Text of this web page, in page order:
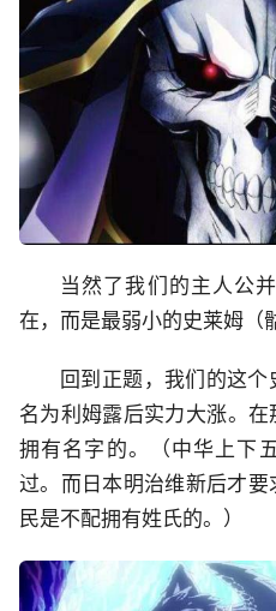
当然了我们的主人公
在，而是最弱小的史莱姆（
回到正题，我们的这
名为利姆露后实力大涨。
拥有名字的。（中华上下
过。而日本明治维新后才
民是不配拥有姓氏的。）